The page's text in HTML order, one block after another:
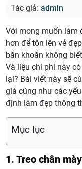
Tác giả: admin
Với mong muốn làm
hơn để tôn lên vẻ
băn khoăn không
Và liệu chi phí này
lại? Bài viết này sẽ
giá cũng như các
định làm đẹp thông
Mục lục
1. Treo chân